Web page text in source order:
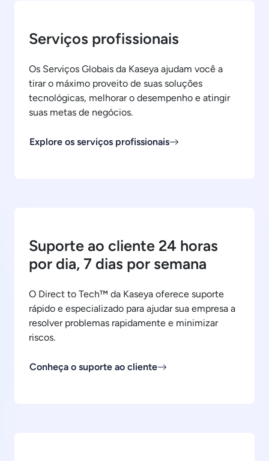
Serviços profissionais
Os Serviços Globais da Kaseya ajudam você a
tirar o máximo proveito de suas soluções
tecnológicas, melhorar o desempenho e atingir
suas metas de negócios.
Explore os serviços profissionais
Suporte ao cliente 24 horas
por dia, 7 dias por semana
O Direct to Tech™ da Kaseya oferece suporte
rápido e especializado para ajudar sua empresa a
resolver problemas rapidamente e minimizar
riscos.
Conheça o suporte ao cliente